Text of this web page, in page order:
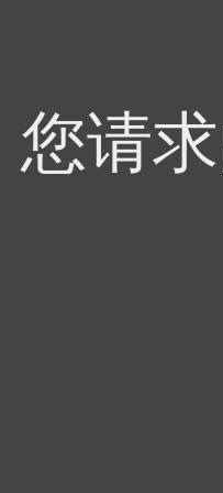
您请